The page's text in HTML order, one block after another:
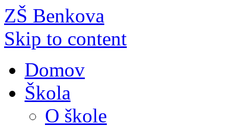
ZŠ Benkova
Skip to content
Domov
Škola
O škole